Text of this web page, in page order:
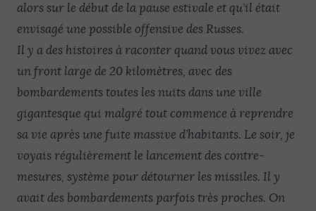
alors sur le début de la pause estivale et qu’il était
envisagé une possible offensive des Russes.
Il y a des histoires à raconter quand vous vivez avec
un front large de 20 kilomètres, avec des
bombardements toutes les nuits dans une ville
gigantesque qui malgré tout commence à reprendre
sa vie après une fuite massive d’habitants. Le soir, je
voyais régulièrement le lancement des contre-
mesures, système pour détourner les missiles. Il y
avait des bombardements parfois très proches. On